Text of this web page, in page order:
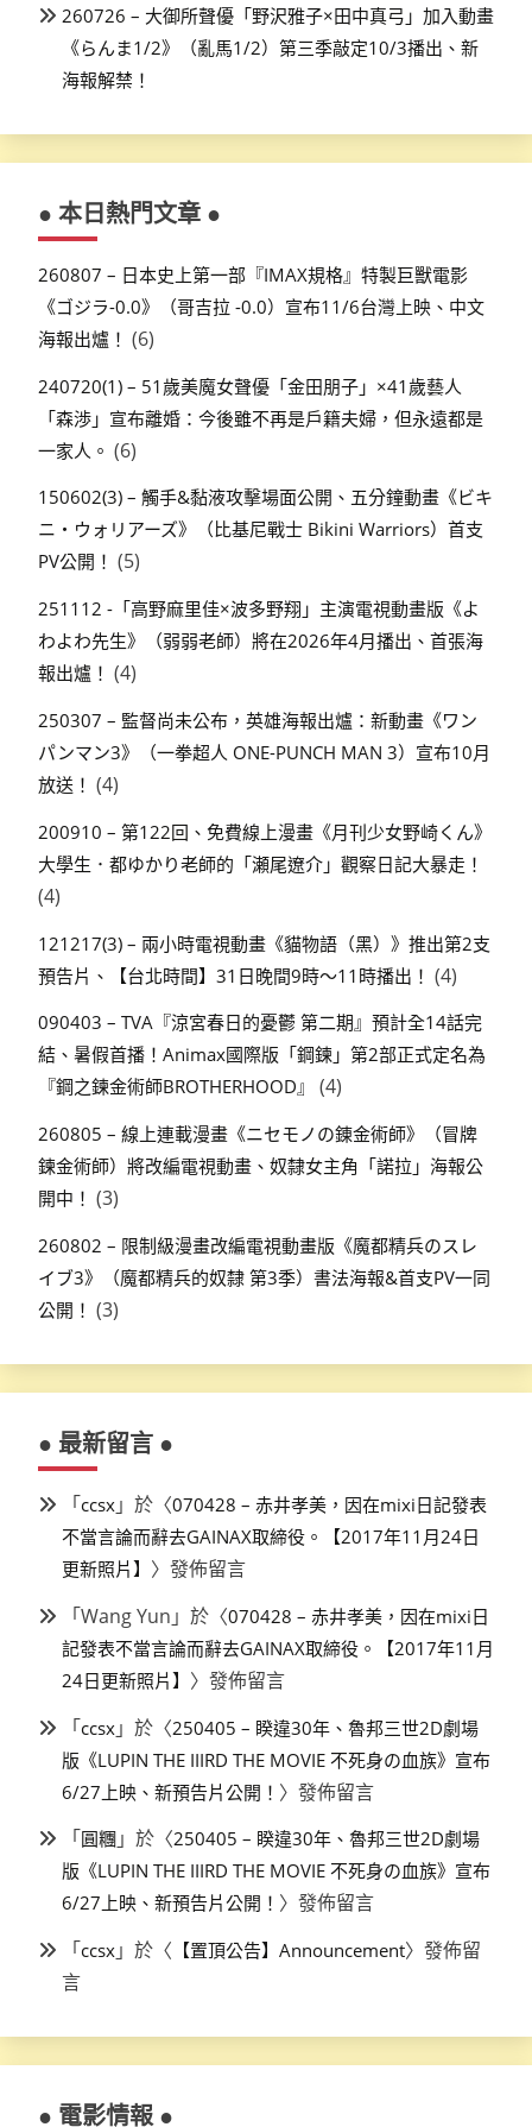
260726 – 大御所聲優「野沢雅子×田中真弓」加入動畫
《らんま1/2》（亂馬1/2）第三季敲定10/3播出、新
海報解禁！
● 本日熱門文章 ●
260807 – 日本史上第一部『IMAX規格』特製巨獸電影
《ゴジラ-0.0》（哥吉拉 -0.0）宣布11/6台灣上映、中文
海報出爐！ (6)
240720(1) – 51歲美魔女聲優「金田朋子」×41歲藝人
「森渉」宣布離婚：今後雖不再是戶籍夫婦，但永遠都是
一家人。 (6)
150602(3) – 觸手&黏液攻擊場面公開、五分鐘動畫《ビキ
ニ・ウォリアーズ》（比基尼戰士 Bikini Warriors）首支
PV公開！ (5)
251112 -「高野麻里佳×波多野翔」主演電視動畫版《よ
わよわ先生》（弱弱老師）將在2026年4月播出、首張海
報出爐！ (4)
250307 – 監督尚未公布，英雄海報出爐：新動畫《ワン
パンマン3》（一拳超人 ONE-PUNCH MAN 3）宣布10月
放送！ (4)
200910 – 第122回、免費線上漫畫《月刊少女野崎くん》
大學生．都ゆかり老師的「瀬尾遼介」觀察日記大暴走！
(4)
121217(3) – 兩小時電視動畫《貓物語（黑）》推出第2支
預告片、【台北時間】31日晚間9時～11時播出！ (4)
090403 – TVA『涼宮春日的憂鬱 第二期』預計全14話完
結、暑假首播！Animax國際版「鋼鍊」第2部正式定名為
『鋼之鍊金術師BROTHERHOOD』
(4)
260805 – 線上連載漫畫《ニセモノの錬金術師》（冒牌
鍊金術師）將改編電視動畫、奴隸女主角「諾拉」海報公
開中！ (3)
260802 – 限制級漫畫改編電視動畫版《魔都精兵のスレ
イブ3》（魔都精兵的奴隸 第3季）書法海報&首支PV一同
公開！ (3)
● 最新留言 ●
「ccsx 」於〈070428 – 赤井孝美，因在mixi日記發表
不當言論而辭去GAINAX取締役。【2017年11月24日
更新照片】 〉發佈留言
「Wang Yun 」於〈070428 – 赤井孝美，因在mixi日
記發表不當言論而辭去GAINAX取締役。【2017年11月
24日更新照片】 〉發佈留言
「ccsx 」於〈250405 – 睽違30年、魯邦三世2D劇場
版《LUPIN THE IIIRD THE MOVIE 不死身の血族》宣布
6/27上映、新預告片公開！ 〉發佈留言
「圓糰 」於〈250405 – 睽違30年、魯邦三世2D劇場
版《LUPIN THE IIIRD THE MOVIE 不死身の血族》宣布
6/27上映、新預告片公開！ 〉發佈留言
「ccsx 」於〈 【置頂公告】Announcement〉發佈留
言
● 電影情報 ●